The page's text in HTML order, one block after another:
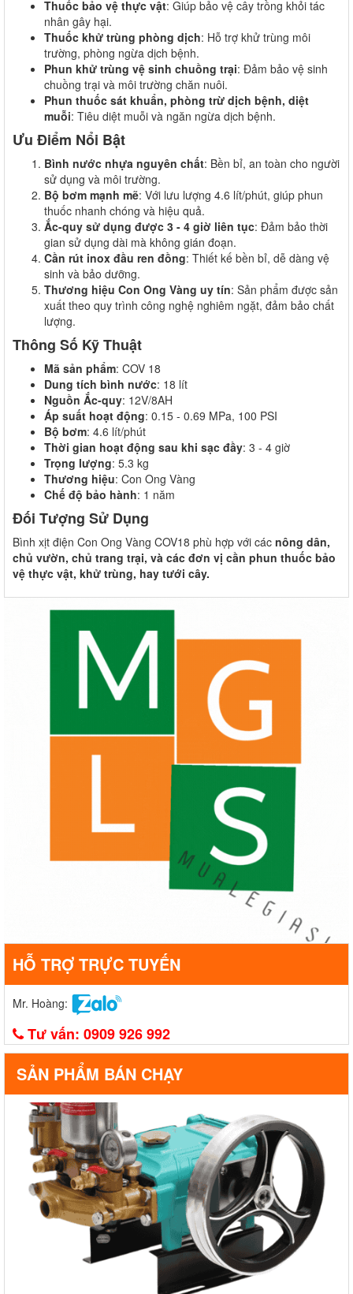
Thuốc bảo vệ thực vật: Giúp bảo vệ cây trồng khỏi tác
nhân gây hại.
Thuốc khử trùng phòng dịch: Hỗ trợ khử trùng môi
trường, phòng ngừa dịch bệnh.
Phun khử trùng vệ sinh chuồng trại: Đảm bảo vệ sinh
chuồng trại và môi trường chăn nuôi.
Phun thuốc sát khuẩn, phòng trừ dịch bệnh, diệt
muỗi: Tiêu diệt muỗi và ngăn ngừa dịch bệnh.
Ưu Điểm Nổi Bật
Bình nước nhựa nguyên chất: Bền bỉ, an toàn cho người
sử dụng và môi trường.
Bộ bơm mạnh mẽ: Với lưu lượng 4.6 lít/phút, giúp phun
thuốc nhanh chóng và hiệu quả.
Ắc-quy sử dụng được 3 - 4 giờ liên tục: Đảm bảo thời
gian sử dụng dài mà không gián đoạn.
Cần rút inox đầu ren đồng: Thiết kế bền bỉ, dễ dàng vệ
sinh và bảo dưỡng.
Thương hiệu Con Ong Vàng uy tín: Sản phẩm được sản
xuất theo quy trình công nghệ nghiêm ngặt, đảm bảo chất
lượng.
Thông Số Kỹ Thuật
Mã sản phẩm: COV 18
Dung tích bình nước: 18 lít
Nguồn Ắc-quy: 12V/8AH
Áp suất hoạt động: 0.15 - 0.69 MPa, 100 PSI
Bộ bơm: 4.6 lít/phút
Thời gian hoạt động sau khi sạc đầy: 3 - 4 giờ
Trọng lượng: 5.3 kg
Thương hiệu: Con Ong Vàng
Chế độ bảo hành: 1 năm
Đối Tượng Sử Dụng
Bình xịt điện Con Ong Vàng COV18 phù hợp với các nông dân,
chủ vườn, chủ trang trại, và các đơn vị cần phun thuốc bảo
vệ thực vật, khử trùng, hay tưới cây.
HỖ TRỢ TRỰC TUYẾN
Mr. Hoàng:
Tư vấn: 0909 926 992
SẢN PHẨM BÁN CHẠY
Đầu phun áp lực chất lỏng Con Ong Vàng COV32X 2.0HP Xanh